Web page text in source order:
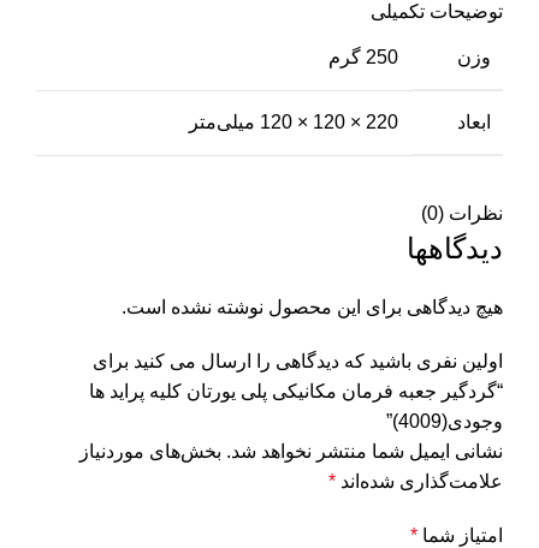
توضیحات تکمیلی
وزن 250 گرم
ابعاد 220 × 120 × 120 میلی‌متر
نظرات (0)
دیدگاهها
هیچ دیدگاهی برای این محصول نوشته نشده است.
اولین نفری باشید که دیدگاهی را ارسال می کنید برای
“گردگیر جعبه فرمان مکانیکی پلی یورتان کلیه پراید ها
وجودی(4009)”
نشانی ایمیل شما منتشر نخواهد شد. بخش‌های موردنیاز
علامت‌گذاری شده‌اند *
امتیاز شما *